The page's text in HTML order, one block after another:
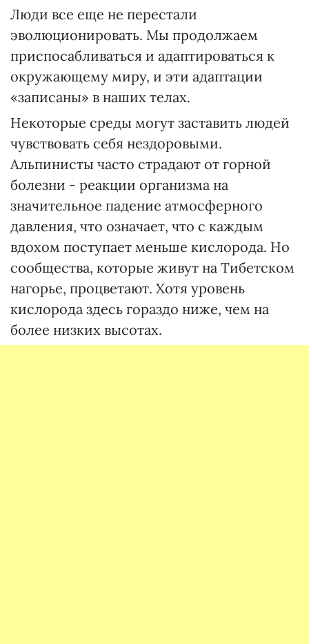
Люди все еще не перестали
эволюционировать. Мы продолжаем
приспосабливаться и адаптироваться к
окружающему миру, и эти адаптации
«записаны» в наших телах.
Некоторые среды могут заставить людей
чувствовать себя нездоровыми.
Альпинисты часто страдают от горной
болезни - реакции организма на
значительное падение атмосферного
давления, что означает, что с каждым
вдохом поступает меньше кислорода. Но
сообщества, которые живут на Тибетском
нагорье, процветают. Хотя уровень
кислорода здесь гораздо ниже, чем на
более низких высотах.